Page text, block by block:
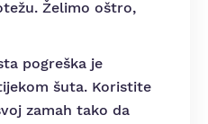
Želimo oštro,
pogreška je
šuta. Koristite
zamah tako da